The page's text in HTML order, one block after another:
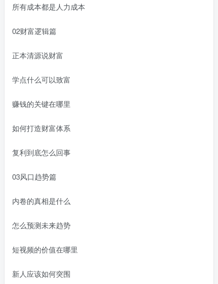
所有成本都是人力成本
02财富逻辑篇
正本清源说财富
学点什么可以致富
赚钱的关键在哪里
如何打造财富体系
复利到底怎么回事
03风口趋势篇
内卷的真相是什么
怎么预测未来趋势
短视频的价值在哪里
新人应该如何突围